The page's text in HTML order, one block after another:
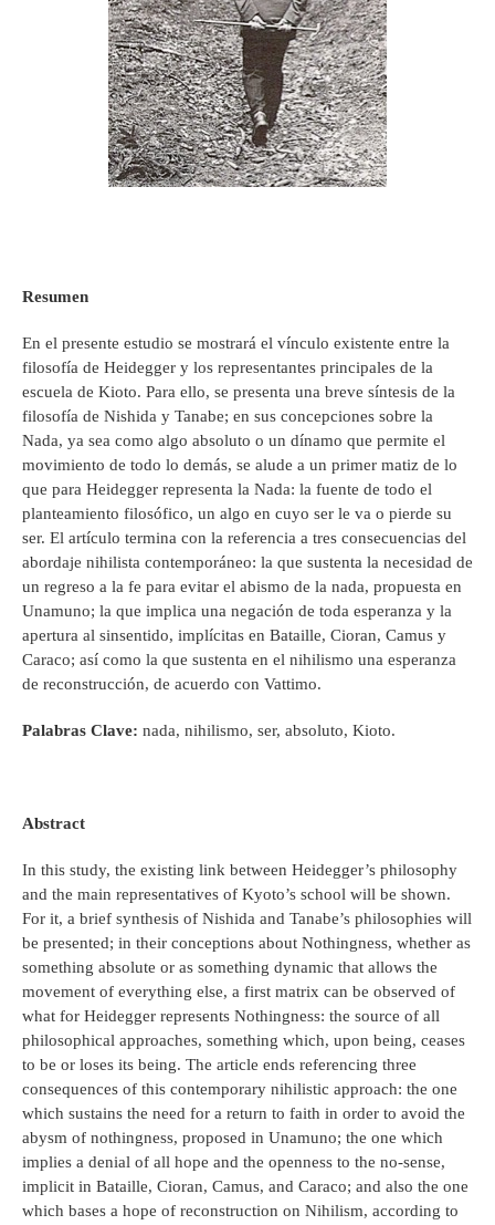
Resumen
En el presente estudio se mostrará el vínculo existente entre la
filosofía de Heidegger y los representantes principales de la
escuela de Kioto. Para ello, se presenta una breve síntesis de la
filosofía de Nishida y Tanabe; en sus concepciones sobre la
Nada, ya sea como algo absoluto o un dínamo que permite el
movimiento de todo lo demás, se alude a un primer matiz de lo
que para Heidegger representa la Nada: la fuente de todo el
planteamiento filosófico, un algo en cuyo ser le va o pierde su
ser. El artículo termina con la referencia a tres consecuencias del
abordaje nihilista contemporáneo: la que sustenta la necesidad de
un regreso a la fe para evitar el abismo de la nada, propuesta en
Unamuno; la que implica una negación de toda esperanza y la
apertura al sinsentido, implícitas en Bataille, Cioran, Camus y
Caraco; así como la que sustenta en el nihilismo una esperanza
de reconstrucción, de acuerdo con Vattimo.
Palabras Clave: nada, nihilismo, ser, absoluto, Kioto.
Abstract
In this study, the existing link between Heidegger’s philosophy
and the main representatives of Kyoto’s school will be shown.
For it, a brief synthesis of Nishida and Tanabe’s philosophies will
be presented; in their conceptions about Nothingness, whether as
something absolute or as something dynamic that allows the
movement of everything else, a first matrix can be observed of
what for Heidegger represents Nothingness: the source of all
philosophical approaches, something which, upon being, ceases
to be or loses its being. The article ends referencing three
consequences of this contemporary nihilistic approach: the one
which sustains the need for a return to faith in order to avoid the
abysm of nothingness, proposed in Unamuno; the one which
implies a denial of all hope and the openness to the no-sense,
implicit in Bataille, Cioran, Camus, and Caraco; and also the one
which bases a hope of reconstruction on Nihilism, according to